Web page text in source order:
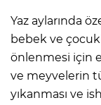
Yaz aylarında
bebek ve
önlenmesi için
ve meyvelerin
yıkanması ve